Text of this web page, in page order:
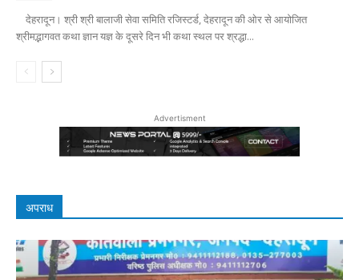
देहरादून। श्री श्री बालाजी सेवा समिति रजिस्टर्ड, देहरादून की ओर से आयोजित
श्रीमद्भागवत कथा ज्ञान यज्ञ के दूसरे दिन भी कथा स्थल पर श्रद्धा...
Advertisment
अपराध